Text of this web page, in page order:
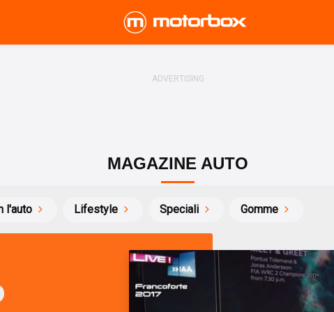
MAGAZINE AUTO
l'auto Lifestyle Speciali Gomme